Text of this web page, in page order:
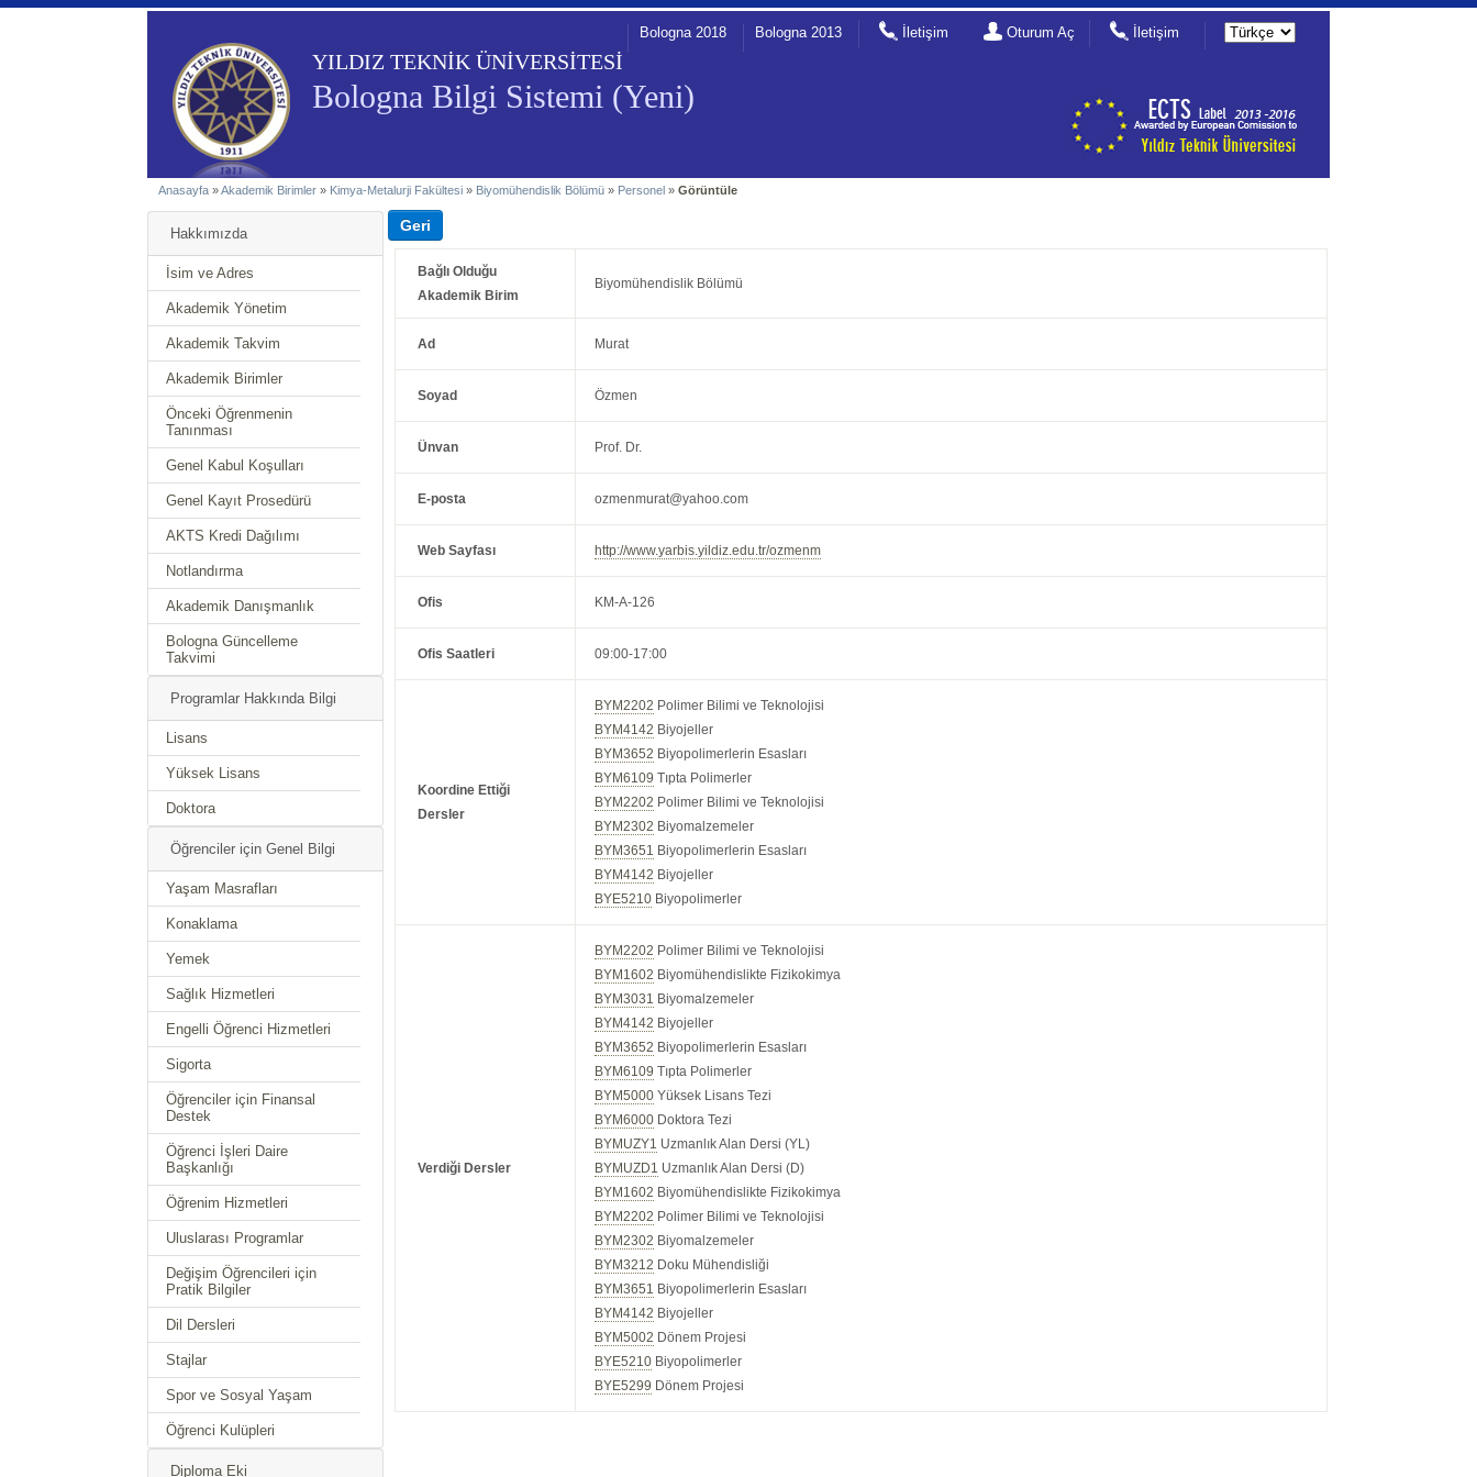
YILDIZ TEKNİK ÜNİVERSİTESİ
Bologna Bilgi Sistemi (Yeni)
Bologna 2018 Bologna 2013 İletişim Oturum Aç İletişim
Anasayfa »Akademik Birimler » Kimya-Metalurji Fakültesi » Biyomühendislik Bölümü » Personel »Görüntüle
Hakkımızda
İsim ve Adres
Akademik Yönetim
Akademik Takvim
Akademik Birimler
Önceki Öğrenmenin
Tanınması
Genel Kabul Koşulları
Genel Kayıt Prosedürü
AKTS Kredi Dağılımı
Notlandırma
Akademik Danışmanlık
Bologna Güncelleme
Takvimi
Programlar Hakkında Bilgi
Lisans
Yüksek Lisans
Doktora
Öğrenciler için Genel Bilgi
Yaşam Masrafları
Konaklama
Yemek
Sağlık Hizmetleri
Engelli Öğrenci Hizmetleri
Sigorta
Öğrenciler için Finansal
Destek
Öğrenci İşleri Daire
Başkanlığı
Öğrenim Hizmetleri
Uluslarası Programlar
Değişim Öğrencileri için
Pratik Bilgiler
Dil Dersleri
Stajlar
Spor ve Sosyal Yaşam
Öğrenci Kulüpleri
Diploma Eki
Bağlı Olduğu
Akademik Birim
Biyomühendislik Bölümü
Ad Murat
Soyad Özmen
Ünvan Prof. Dr.
E-posta ozmenmurat@yahoo.com
Web Sayfası http://www.yarbis.yildiz.edu.tr/ozmenm
Ofis KM-A-126
Ofis Saatleri 09:00-17:00
Koordine Ettiği
Dersler
BYM2202 Polimer Bilimi ve Teknolojisi
BYM4142 Biyojeller
BYM3652 Biyopolimerlerin Esasları
BYM6109 Tıpta Polimerler
BYM2202 Polimer Bilimi ve Teknolojisi
BYM2302 Biyomalzemeler
BYM3651 Biyopolimerlerin Esasları
BYM4142 Biyojeller
BYE5210 Biyopolimerler
Verdiği Dersler
BYM2202 Polimer Bilimi ve Teknolojisi
BYM1602 Biyomühendislikte Fizikokimya
BYM3031 Biyomalzemeler
BYM4142 Biyojeller
BYM3652 Biyopolimerlerin Esasları
BYM6109 Tıpta Polimerler
BYM5000 Yüksek Lisans Tezi
BYM6000 Doktora Tezi
BYMUZY1 Uzmanlık Alan Dersi (YL)
BYMUZD1 Uzmanlık Alan Dersi (D)
BYM1602 Biyomühendislikte Fizikokimya
BYM2202 Polimer Bilimi ve Teknolojisi
BYM2302 Biyomalzemeler
BYM3212 Doku Mühendisliği
BYM3651 Biyopolimerlerin Esasları
BYM4142 Biyojeller
BYM5002 Dönem Projesi
BYE5210 Biyopolimerler
BYE5299 Dönem Projesi